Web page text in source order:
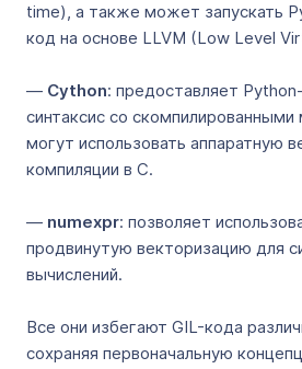
time), а также может запускать
код на основе LLVM (Low Level
— Cython: предоставляет
синтаксис со
могут использовать аппаратную
компиляции в C.
— numexpr: позволяет
продвинутую векторизацию для
вычислений.
Все они избегают GIL-кода
сохраняя первоначальную